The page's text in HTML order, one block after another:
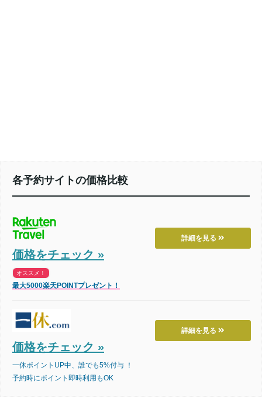
各予約サイトの価格比較
詳細を見る
価格をチェック »
オススメ！
最大5000楽天POINTプレゼント！
詳細を見る
価格をチェック »
一休ポイントUP中、誰でも5%付与 ！
予約時にポイント即時利用もOK